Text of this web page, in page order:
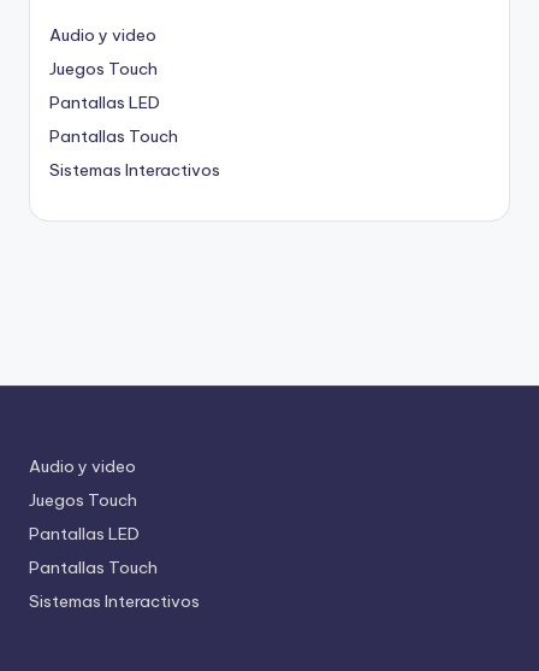
Audio y video
Juegos Touch
Pantallas LED
Pantallas Touch
Sistemas Interactivos
Audio y video
Juegos Touch
Pantallas LED
Pantallas Touch
Sistemas Interactivos